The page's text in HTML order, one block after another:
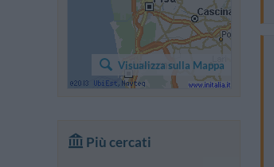
Visualizza sulla Mappa
Più cercati